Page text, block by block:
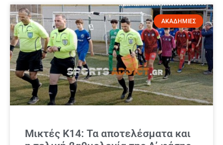
ΑΚΑΔΗΜΙΕΣ
Μικτές Κ14: Τα αποτελέσματα και